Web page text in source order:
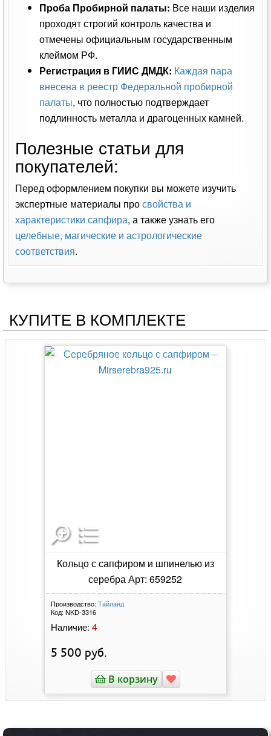
Проба Пробирной палаты: Все наши изделия
проходят строгий контроль качества и
отмечены официальным государственным
клеймом РФ.
Регистрация в ГИИС ДМДК: Каждая пара
внесена в реестр Федеральной пробирной
палаты, что полностью подтверждает
подлинность металла и драгоценных камней.
Полезные статьи для
покупателей:
Перед оформлением покупки вы можете изучить
экспертные материалы просвойства и
характеристики сапфира, а также узнать его
целебные, магические и астрологические
соответствия.
КУПИТЕ В КОМПЛЕКТЕ
Кольцо с сапфиром и шпинелью из
серебра Арт: 659252
Производство: Тайланд
Код: NKD-3316
Наличие: 4
5 500 руб.
В корзину